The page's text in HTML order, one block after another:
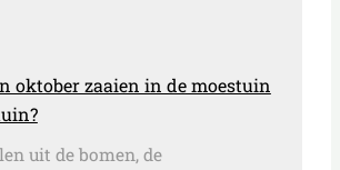
oktober zaaien in de moestuin
uit de bomen, de